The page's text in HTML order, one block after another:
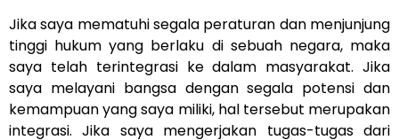
Jika saya mematuhi segala peraturan dan menjunjung
tinggi hukum yang berlaku di sebuah negara, maka
saya telah terintegrasi ke dalam masyarakat. Jika
saya melayani bangsa dengan segala potensi dan
kemampuan yang saya miliki, hal tersebut merupakan
integrasi. Jika saya mengerjakan tugas-tugas dari